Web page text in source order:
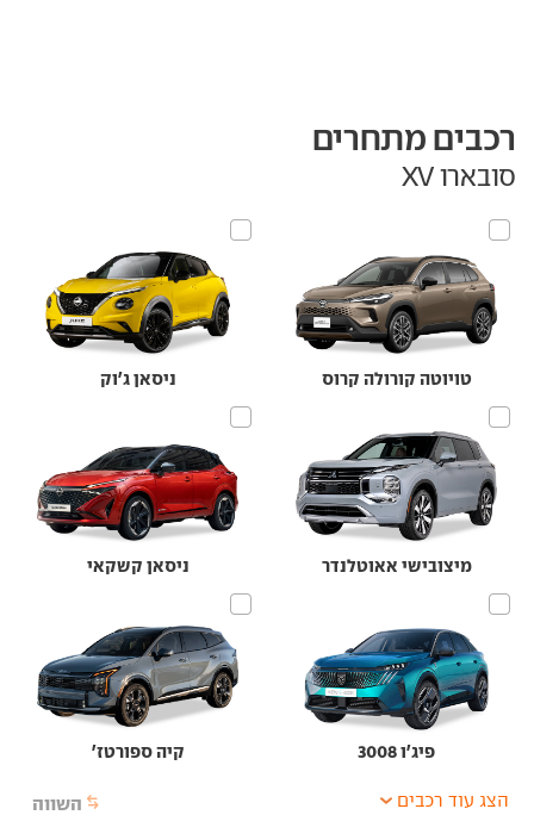
רכבים מתחרים
סובארו XV
טויוטה קורולה קרוס ניסאן ג'וק
מיצובישי אאוטלנדר ניסאן קשקאי
פיג'ו 3008 קיה ספורטז'
השווה הצג עוד רכבים